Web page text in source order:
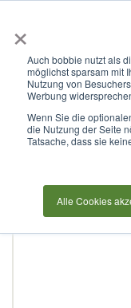
×
Auch bobbie nutzt als
möglichst sparsam mit
Nutzung von
Werbung
Wenn Sie die
die Nutzung der Seite
Tatsache, dass sie
Alle Cookies
2220 2x7